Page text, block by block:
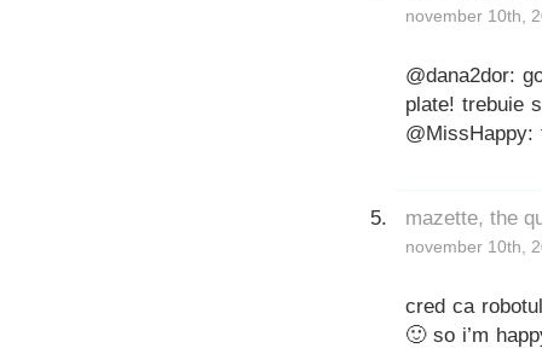
november 10th,
@dana2dor:
plate! trebuie
@MissHappy:
mazette, the
november 10th,
cred ca
🙂 so i’m